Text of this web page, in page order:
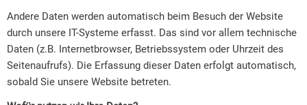
Andere Daten werden automatisch beim Besuch der Website
durch unsere IT-Systeme erfasst. Das sind vor allem technische
Daten (z.B. Internetbrowser, Betriebssystem oder Uhrzeit des
Seitenaufrufs). Die Erfassung dieser Daten erfolgt automatisch,
sobald Sie unsere Website betreten.